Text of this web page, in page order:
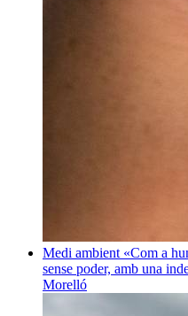
Medi ambient «Com a
sense poder, amb una
Morelló